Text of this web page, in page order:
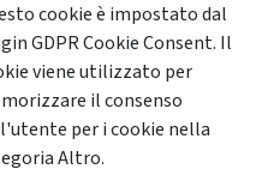
cookie è impostato dal
GDPR Cookie Consent. Il
viene utilizzato per
il consenso
per i cookie nella
Altro.